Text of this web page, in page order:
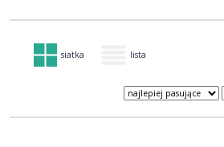
siatka lista